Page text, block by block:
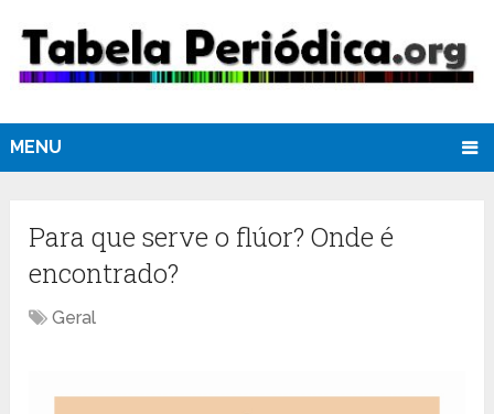
MENU
Para que serve o flúor? Onde é
encontrado?
Geral